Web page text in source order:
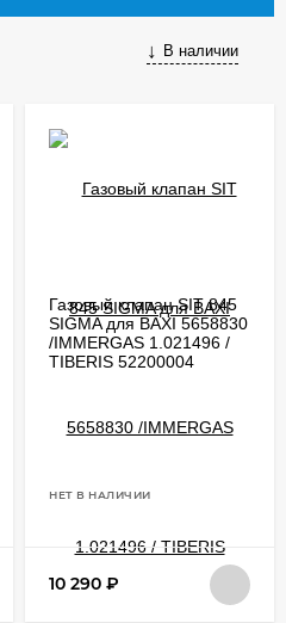
В наличии
Газовый клапан SIT 845
SIGMA для BAXI 5658830
/IMMERGAS 1.021496 /
TIBERIS 52200004
НЕТ В НАЛИЧИИ
10 290 ₽